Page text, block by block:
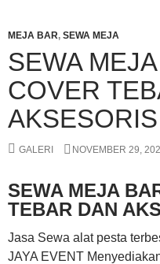
MEJA BAR, SEWA MEJA
SEWA
COVER
GALERI NOVEMBER 29,
SEWA MEJA
TEBAR DAN
Jasa Sewa alat pesta
JAYA EVENT